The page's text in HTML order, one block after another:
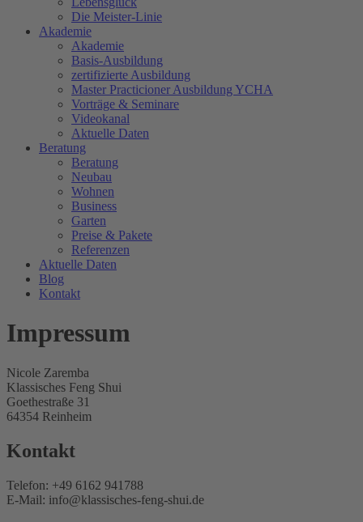
Die Meister-Linie
Akademie
Akademie
Basis-Ausbildung
zertifizierte Ausbildung
Master Practicioner Ausbildung YCHA
Vorträge & Seminare
Videokanal
Aktuelle Daten
Beratung
Beratung
Neubau
Wohnen
Business
Garten
Preise & Pakete
Referenzen
Aktuelle Daten
Blog
Kontakt
Impressum
Nicole Zaremba
Klassisches Feng Shui
Goethestraße 31
64354 Reinheim
Kontakt
Telefon: +49 6162 941788
E-Mail: info@klassisches-feng-shui.de